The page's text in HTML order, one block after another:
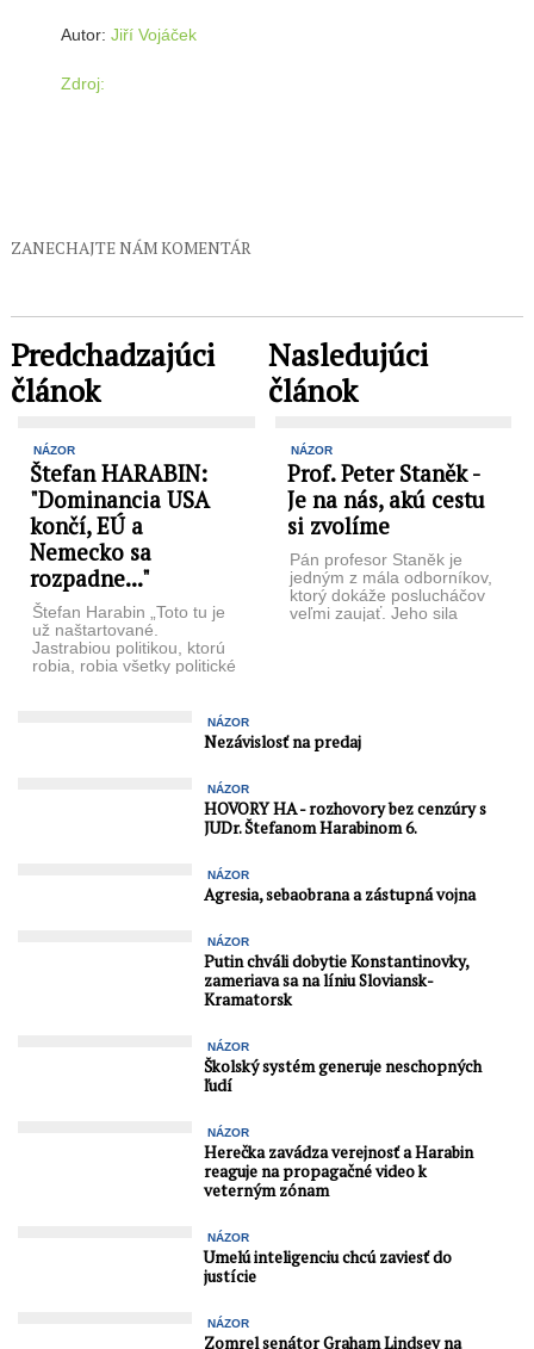
Autor: Jiří Vojáček
Zdroj:
ZANECHAJTE NÁM KOMENTÁR
Predchadzajúci
článok
NÁZOR
Štefan HARABIN:
"Dominancia USA
končí, EÚ a
Nemecko sa
rozpadne..."
Štefan Harabin „Toto tu je
už naštartované.
Jastrabiou politikou, ktorú
robia, robia všetky politické
Nasledujúci
článok
NÁZOR
Prof. Peter Staněk -
Je na nás, akú cestu
si zvolíme
Pán profesor Staněk je
jedným z mála odborníkov,
ktorý dokáže poslucháčov
veľmi zaujať. Jeho sila
NÁZOR
Nezávislosť na predaj
NÁZOR
HOVORY HA - rozhovory bez cenzúry s
JUDr. Štefanom Harabinom 6.
NÁZOR
Agresia, sebaobrana a zástupná vojna
NÁZOR
Putin chváli dobytie Konstantinovky,
zameriava sa na líniu Sloviansk-
Kramatorsk
NÁZOR
Školský systém generuje neschopných
ľudí
NÁZOR
Herečka zavádza verejnosť a Harabin
reaguje na propagačné video k
veterným zónam
NÁZOR
Umelú inteligenciu chcú zaviesť do
justície
NÁZOR
Zomrel senátor Graham Lindsey na